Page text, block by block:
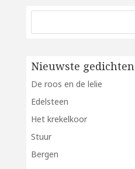
Nieuwste gedichten
De roos en de lelie
Edelsteen
Het krekelkoor
Stuur
Bergen